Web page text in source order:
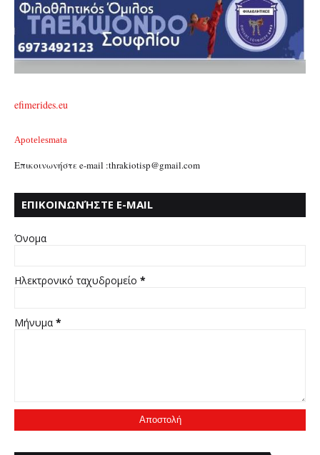
efimerides.eu
Apotelesmata
Επικοινωνήστε e-mail :thrakiotisp@gmail.com
ΕΠΙΚΟΙΝΩΝΉΣΤΕ E-MAIL
Όνομα
Ηλεκτρονικό ταχυδρομείο *
Μήνυμα *